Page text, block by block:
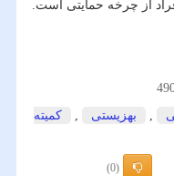
از چرخه حمایتی است.
, بهزیستی ,
كمیته
(0)